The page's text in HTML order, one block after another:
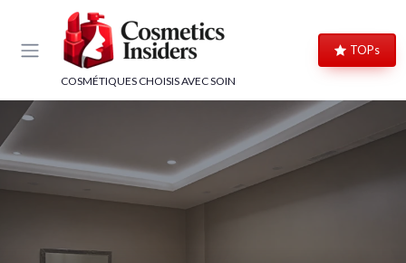
COSMÉTIQUES CHOISIS AVEC SOIN
TOPs
Panneau de gestion des cookies